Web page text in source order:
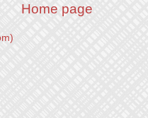
Home page